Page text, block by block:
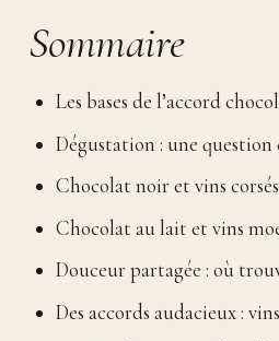
Sommaire
Les bases de l’accord
Dégustation : une question
Chocolat noir et vins corsés
Chocolat au lait et vins
Douceur partagée : où
Des accords audacieux :